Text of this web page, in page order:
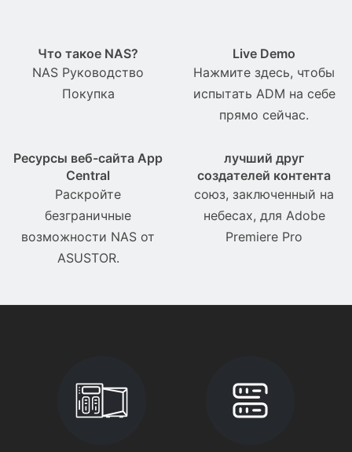
Что такое NAS?
NAS Pуководство
Покупка
Live Demo
Нажмите здесь, чтобы
испытать ADM на себе
прямо сейчас.
Ресурсы веб-сайта App
Central
Раскройте
безграничные
возможности NAS от
ASUSTOR.
лучший друг
создателей контента
союз, заключенный на
небесах, для Adobe
Premiere Pro